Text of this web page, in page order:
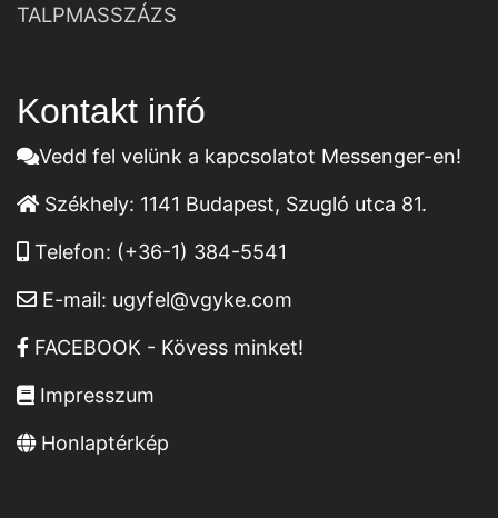
TALPMASSZÁZS
Kontakt infó
Vedd fel velünk a kapcsolatot Messenger-en!
Székhely: 1141 Budapest, Szugló utca 81.
Telefon: (+36-1) 384-5541
E-mail: ugyfel@vgyke.com
FACEBOOK - Kövess minket!
Impresszum
Honlaptérkép